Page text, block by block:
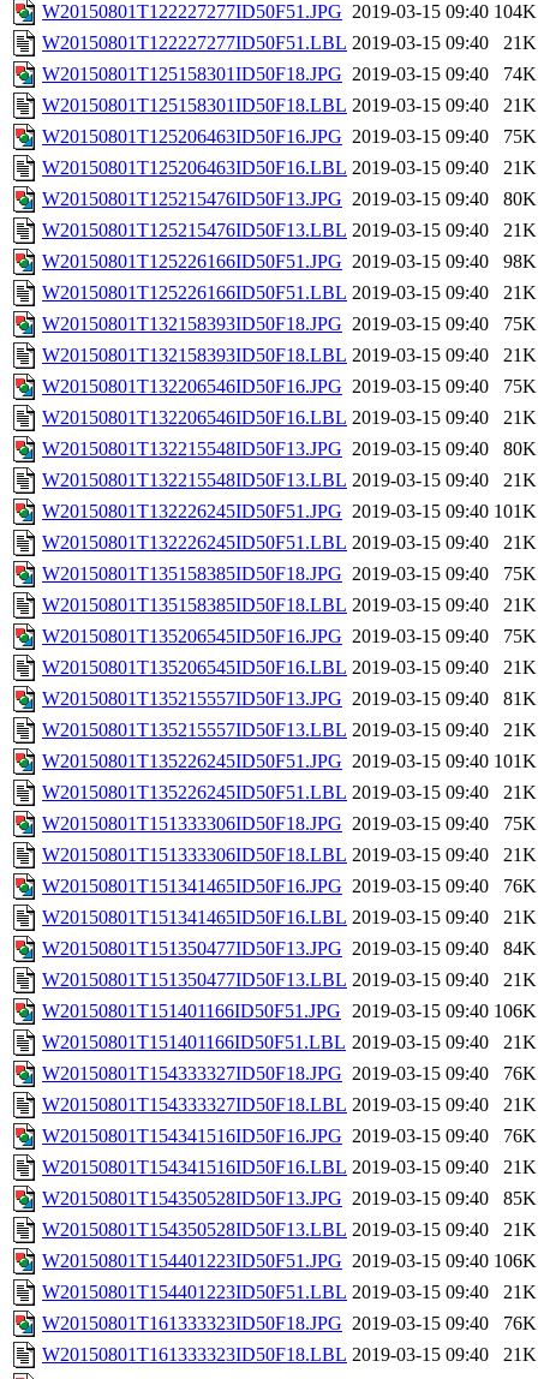
W20150801T122227277ID50F51.JPG 2019-03-15 09:40 104K
W20150801T122227277ID50F51.LBL 2019-03-15 09:40
21K
W20150801T125158301ID50F18.JPG 2019-03-15 09:40
74K
W20150801T125158301ID50F18.LBL 2019-03-15 09:40
21K
W20150801T125206463ID50F16.JPG 2019-03-15 09:40
75K
W20150801T125206463ID50F16.LBL 2019-03-15 09:40
21K
W20150801T125215476ID50F13.JPG 2019-03-15 09:40
80K
W20150801T125215476ID50F13.LBL 2019-03-15 09:40
21K
W20150801T125226166ID50F51.JPG 2019-03-15 09:40
98K
W20150801T125226166ID50F51.LBL 2019-03-15 09:40
21K
W20150801T132158393ID50F18.JPG 2019-03-15 09:40
75K
W20150801T132158393ID50F18.LBL 2019-03-15 09:40
21K
W20150801T132206546ID50F16.JPG 2019-03-15 09:40
75K
W20150801T132206546ID50F16.LBL 2019-03-15 09:40
21K
W20150801T132215548ID50F13.JPG 2019-03-15 09:40
80K
W20150801T132215548ID50F13.LBL 2019-03-15 09:40
21K
W20150801T132226245ID50F51.JPG 2019-03-15 09:40 101K
W20150801T132226245ID50F51.LBL 2019-03-15 09:40
21K
W20150801T135158385ID50F18.JPG 2019-03-15 09:40
75K
W20150801T135158385ID50F18.LBL 2019-03-15 09:40
21K
W20150801T135206545ID50F16.JPG 2019-03-15 09:40
75K
W20150801T135206545ID50F16.LBL 2019-03-15 09:40
21K
W20150801T135215557ID50F13.JPG 2019-03-15 09:40
81K
W20150801T135215557ID50F13.LBL 2019-03-15 09:40
21K
W20150801T135226245ID50F51.JPG 2019-03-15 09:40 101K
W20150801T135226245ID50F51.LBL 2019-03-15 09:40
21K
W20150801T151333306ID50F18.JPG 2019-03-15 09:40
75K
W20150801T151333306ID50F18.LBL 2019-03-15 09:40
21K
W20150801T151341465ID50F16.JPG 2019-03-15 09:40
76K
W20150801T151341465ID50F16.LBL 2019-03-15 09:40
21K
W20150801T151350477ID50F13.JPG 2019-03-15 09:40
84K
W20150801T151350477ID50F13.LBL 2019-03-15 09:40
21K
W20150801T151401166ID50F51.JPG 2019-03-15 09:40 106K
W20150801T151401166ID50F51.LBL 2019-03-15 09:40
21K
W20150801T154333327ID50F18.JPG 2019-03-15 09:40
76K
W20150801T154333327ID50F18.LBL 2019-03-15 09:40
21K
W20150801T154341516ID50F16.JPG 2019-03-15 09:40
76K
W20150801T154341516ID50F16.LBL 2019-03-15 09:40
21K
W20150801T154350528ID50F13.JPG 2019-03-15 09:40
85K
W20150801T154350528ID50F13.LBL 2019-03-15 09:40
21K
W20150801T154401223ID50F51.JPG 2019-03-15 09:40 106K
W20150801T154401223ID50F51.LBL 2019-03-15 09:40
21K
W20150801T161333323ID50F18.JPG 2019-03-15 09:40
76K
W20150801T161333323ID50F18.LBL 2019-03-15 09:40
21K